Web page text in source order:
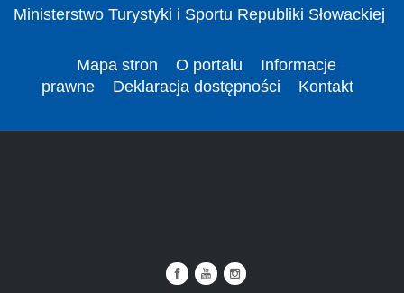
Ministerstwo Turystyki i Sportu Republiki Słowackiej
Mapa stron O portalu
Informacje
prawne
Deklaracja dostępności Kontakt